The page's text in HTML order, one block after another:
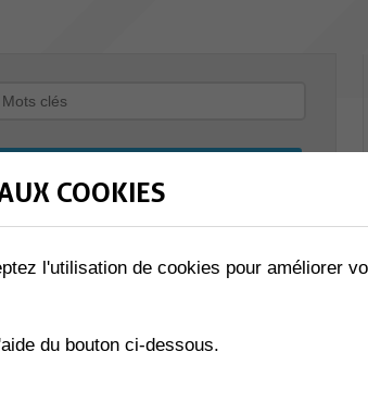
»
COOKIES
l'utilisation de cookies pour améliorer
du bouton ci-dessous.